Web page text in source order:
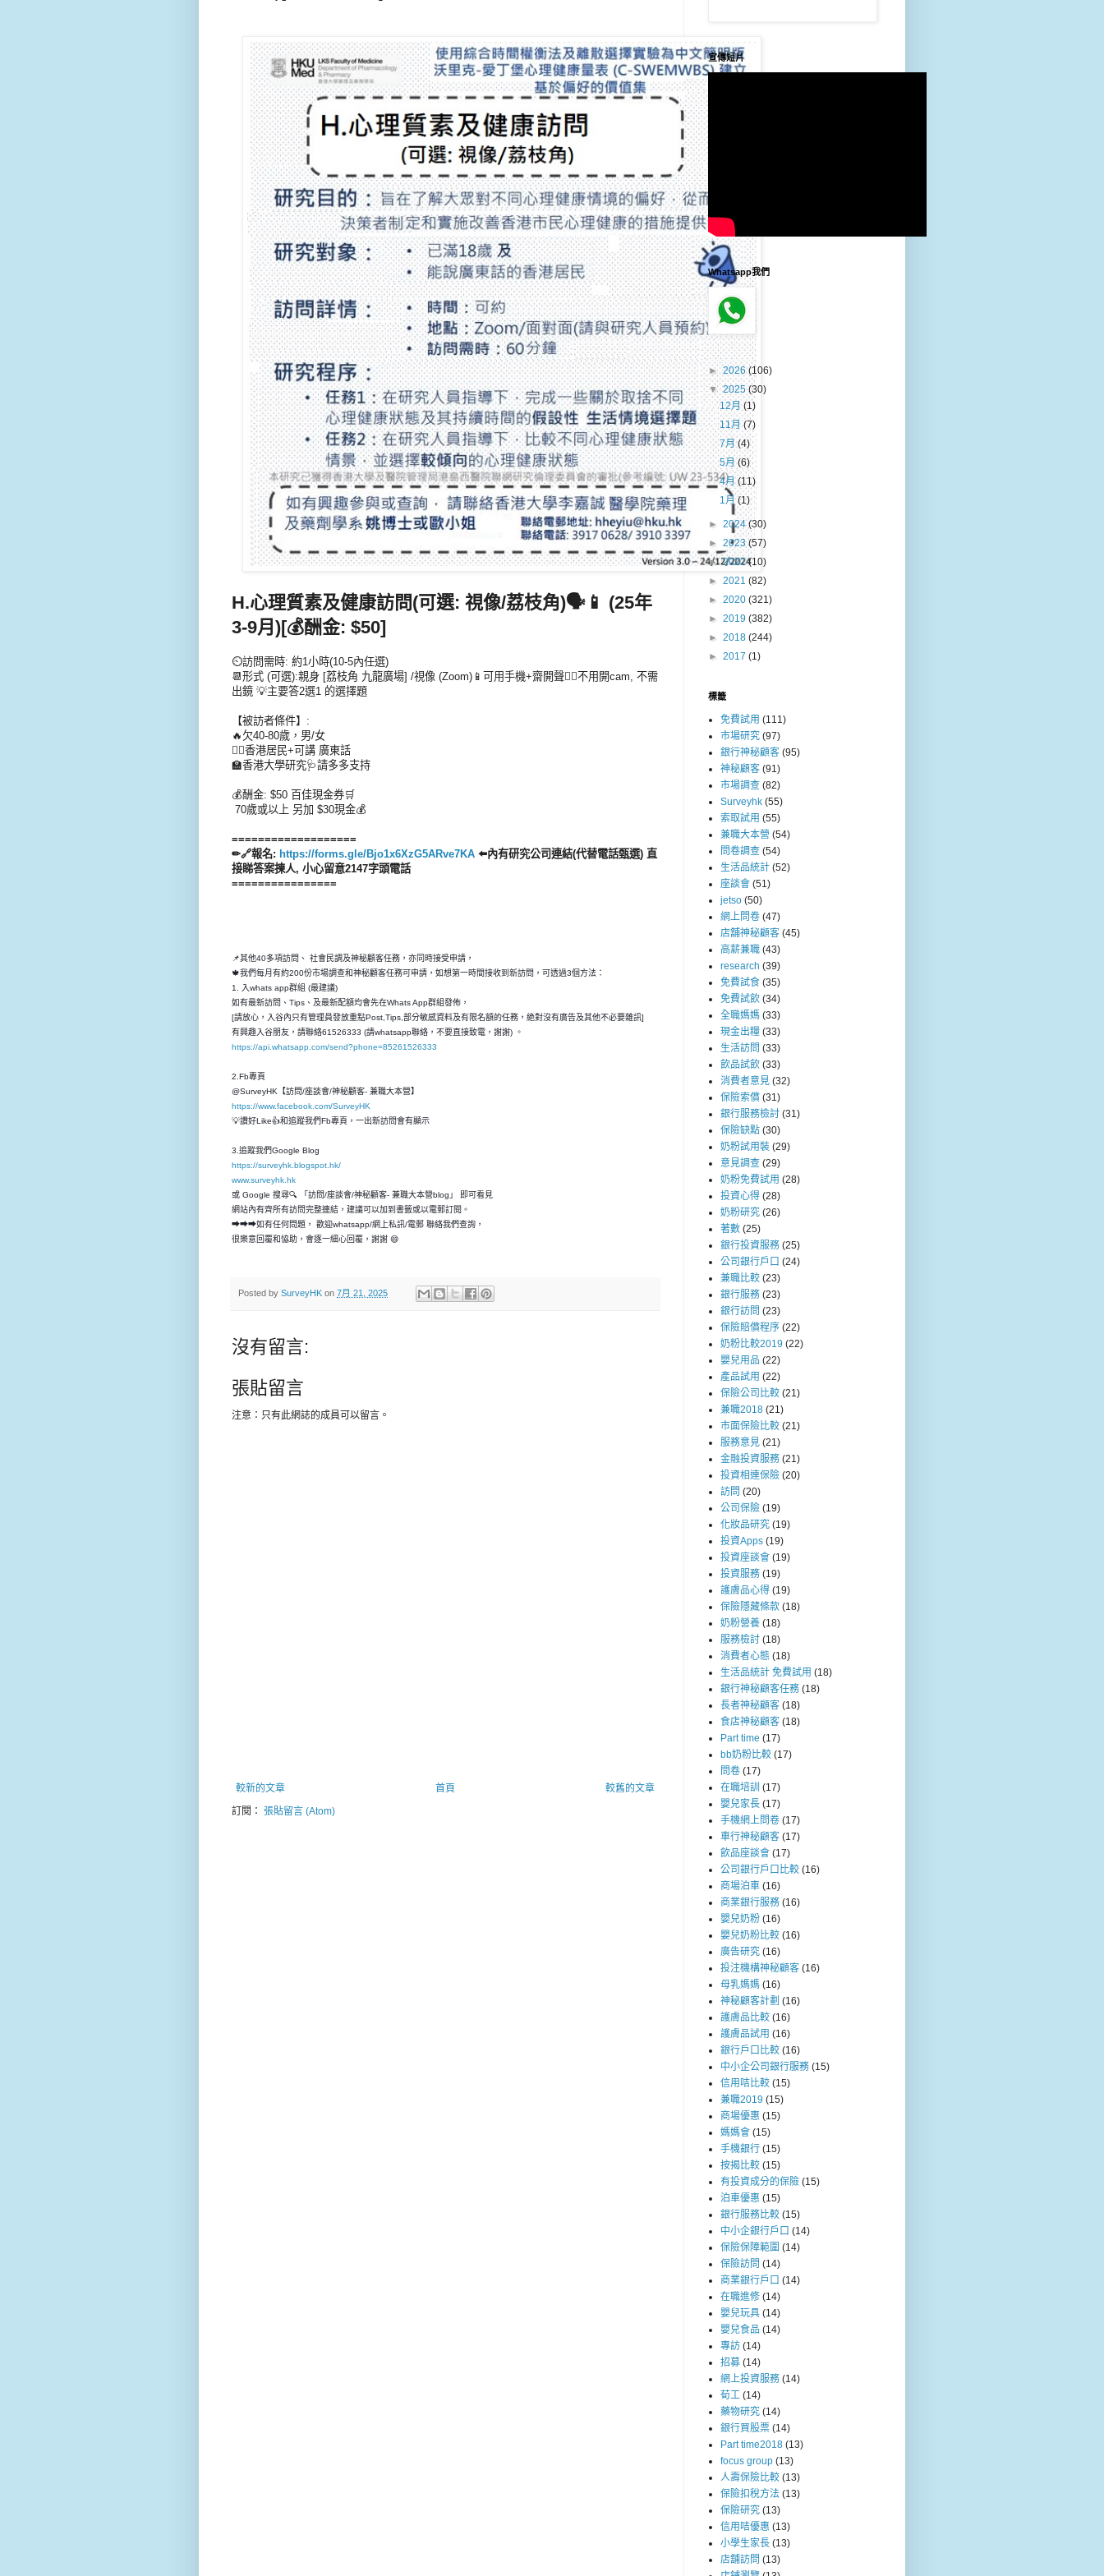
H.心理質素及健康訪問(可選: 視像/荔枝角)🗣️📱 (25年
3-9月)[💰酬金: $50]
⏲️訪問需時: 約1小時(10-5內任選)
📆形式 (可選):親身 [荔枝角 九龍廣場] /視像 (Zoom)📱可用手機+齋開聲👌🏻不用開cam, 不需
出鏡 💡主要答2選1 的選擇題
【被訪者條件】:
🔥欠40-80歲，男/女
👉🏻香港居民+可講 廣東話
🏫香港大學研究🩺請多多支持
💰酬金: $50 百佳現金券🛒
70歲或以上 另加 $30現金💰
===================
✏🔗報名: https://forms.gle/Bjo1x6XzG5ARve7KA ⬅️內有研究公司連結(代替電話甄選) 直
接睇答案揀人, 小心留意2147字頭電話
================
📌其他40多項訪問、 社會民調及神秘顧客任務，亦同時接受申請，
🍁我們每月有約200份市場調查和神秘顧客任務可申請，如想第一時間接收到新訪問，可透過3個方法：
1. 入whats app群組 (最建議)
如有最新訪問、Tips、及最新配額均會先在Whats App群組發佈，
[請放心，入谷內只有管理員發放重點Post,Tips,部分敏感資料及有限名額的任務，絶對沒有廣告及其他不必要雜訊]
有興趣入谷朋友，請聯絡61526333 (請whatsapp聯絡，不要直接致電，謝謝) 。
https://api.whatsapp.com/send?phone=85261526333
2.Fb專頁
@SurveyHK【訪問/座談會/神秘顧客- 兼職大本營】
https://www.facebook.com/SurveyHK
💡讚好Like👍和追蹤我們Fb專頁，一出新訪問會有顯示
3.追蹤我們Google Blog
https://surveyhk.blogspot.hk/
www.surveyhk.hk
或 Google 搜尋🔍 「訪問/座談會/神秘顧客- 兼職大本營blog」 即可看見
網站內有齊所有訪問完整連結，建議可以加到書籤或以電郵訂閱。
➡➡➡如有任何問題， 歡迎whatsapp/網上私訊/電郵 聯絡我們查詢，
很樂意回覆和恊助，會逐一細心回覆，謝謝 😄
Posted by SurveyHK on 7月 21, 2025
沒有留言:
張貼留言
注意：只有此網誌的成員可以留言。
較新的文章 較舊的文章
首頁
訂閱： 張貼留言 (Atom)
宣傳短片
Whatsapp我們
►2026(106)
▼2025(30)
12月(1)
11月(7)
7月(4)
5月(6)
4月(11)
1月(1)
► 2024(30)
► 2023(57)
►2022(10)
► 2021 (82)
► 2020 (321)
► 2019 (382)
► 2018 (244)
► 2017 (1)
標籤
免費試用 (111)
市場研究 (97)
銀行神秘顧客 (95)
神秘顧客 (91)
市場調查 (82)
Surveyhk (55)
索取試用 (55)
兼職大本營 (54)
問卷調查 (54)
生活品統計 (52)
座談會 (51)
jetso (50)
網上問卷 (47)
店舖神秘顧客 (45)
高薪兼職 (43)
research (39)
免費試食 (35)
免費試飲 (34)
全職媽媽 (33)
現金出糧 (33)
生活訪問 (33)
飲品試飲 (33)
消費者意見 (32)
保險索償 (31)
銀行服務檢討 (31)
保險缺點 (30)
奶粉試用裝 (29)
意見調查 (29)
奶粉免費試用 (28)
投資心得 (28)
奶粉研究 (26)
著數 (25)
銀行投資服務 (25)
公司銀行戶口 (24)
兼職比較 (23)
銀行服務 (23)
銀行訪問 (23)
保險賠償程序 (22)
奶粉比較2019 (22)
嬰兒用品 (22)
產品試用 (22)
保險公司比較 (21)
兼職2018 (21)
市面保險比較 (21)
服務意見 (21)
金融投資服務 (21)
投資相連保險 (20)
訪問 (20)
公司保險 (19)
化妝品研究 (19)
投資Apps (19)
投資座談會 (19)
投資服務 (19)
護膚品心得 (19)
保險隱藏條款 (18)
奶粉營養 (18)
服務檢討 (18)
消費者心態 (18)
生活品統計 免費試用 (18)
銀行神秘顧客任務 (18)
長者神秘顧客 (18)
食店神秘顧客 (18)
Part time (17)
bb奶粉比較 (17)
問卷 (17)
在職培訓 (17)
嬰兒家長 (17)
手機網上問卷 (17)
車行神秘顧客 (17)
飲品座談會 (17)
公司銀行戶口比較 (16)
商場泊車 (16)
商業銀行服務 (16)
嬰兒奶粉 (16)
嬰兒奶粉比較 (16)
廣告研究 (16)
投注機構神秘顧客 (16)
母乳媽媽 (16)
神秘顧客計劃 (16)
護膚品比較 (16)
護膚品試用 (16)
銀行戶口比較 (16)
中小企公司銀行服務 (15)
信用咭比較 (15)
兼職2019 (15)
商場優惠 (15)
媽媽會 (15)
手機銀行 (15)
按揭比較 (15)
有投資成分的保險 (15)
泊車優惠 (15)
銀行服務比較 (15)
中小企銀行戶口 (14)
保險保障範圍 (14)
保險訪問 (14)
商業銀行戶口 (14)
在職進修 (14)
嬰兒玩具 (14)
嬰兒食品 (14)
專訪 (14)
招募 (14)
網上投資服務 (14)
荀工 (14)
藥物研究 (14)
銀行買股票 (14)
Part time2018 (13)
focus group (13)
人壽保險比較 (13)
保險扣稅方法 (13)
保險研究 (13)
信用咭優惠 (13)
小學生家長 (13)
店舖訪問 (13)